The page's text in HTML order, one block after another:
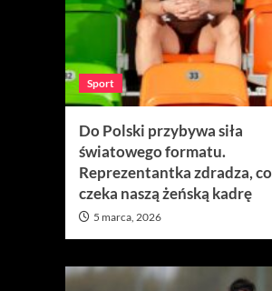
Sport
Do Polski przybywa siła
światowego formatu.
Reprezentantka zdradza, co
czeka naszą żeńską kadrę
5 marca, 2026